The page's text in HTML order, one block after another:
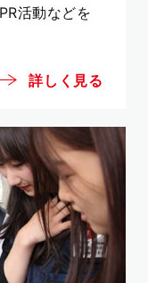
活動などを
詳しく見る